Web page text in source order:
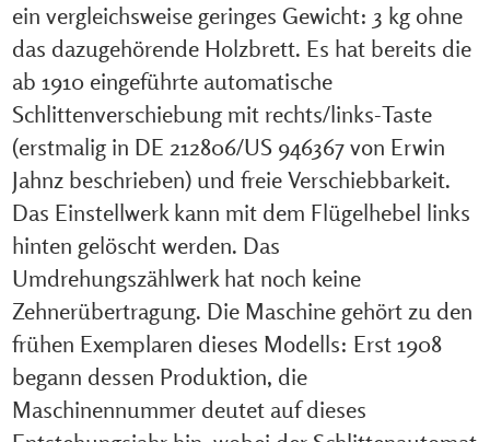
ein vergleichsweise geringes Gewicht: 3 kg ohne
das dazugehörende Holzbrett. Es hat bereits die
ab 1910 eingeführte automatische
Schlittenverschiebung mit rechts/links-Taste
(erstmalig in DE 212806/US 946367 von Erwin
Jahnz beschrieben) und freie Verschiebbarkeit.
Das Einstellwerk kann mit dem Flügelhebel links
hinten gelöscht werden. Das
Umdrehungszählwerk hat noch keine
Zehnerübertragung. Die Maschine gehört zu den
frühen Exemplaren dieses Modells: Erst 1908
begann dessen Produktion, die
Maschinennummer deutet auf dieses